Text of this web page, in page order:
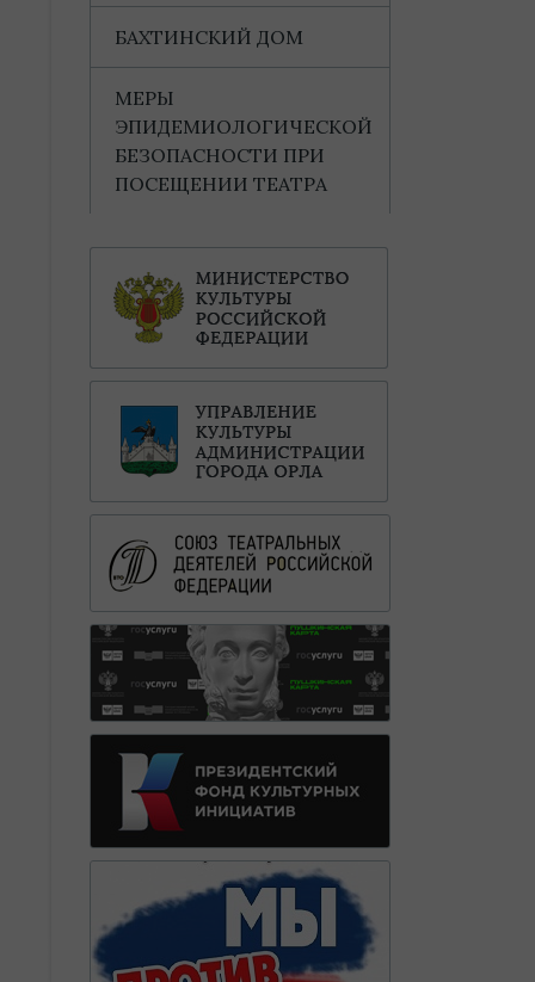
БАХТИНСКИЙ ДОМ
МЕРЫ
ЭПИДЕМИОЛОГИЧЕСКОЙ
БЕЗОПАСНОСТИ ПРИ
ПОСЕЩЕНИИ ТЕАТРА